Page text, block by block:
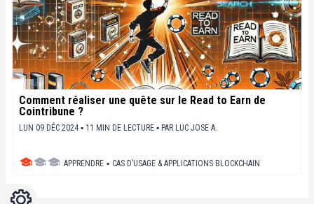
Comment réaliser une quête sur le Read to Earn de
Cointribune ?
LUN 09 DÉC 2024 ▪ 11 MIN DE LECTURE ▪ PAR LUC JOSE A.
APPRENDRE ▪ CAS D’USAGE & APPLICATIONS BLOCKCHAIN
Réglages